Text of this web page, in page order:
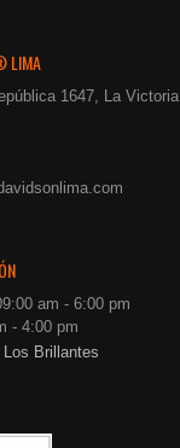
LIMA
1647, La Victoria
am - 6:00 pm
- 4:00 pm
Los Brillantes